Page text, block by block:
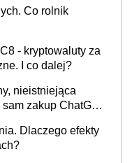
Co rolnik
- kryptowaluty za
I co dalej?
nieistniejąca
zakup ChatGPT
Dlaczego efekty